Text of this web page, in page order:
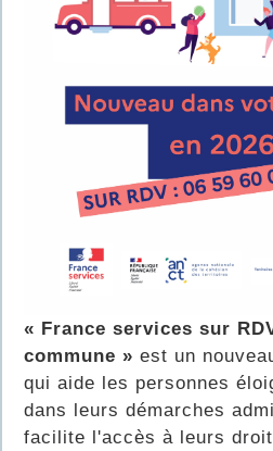
« France services sur
commune » est un
qui aide les personnes
dans leurs démarches
facilite l'accès à leurs